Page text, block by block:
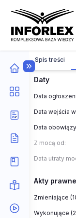
Spis treści
Daty
Data
Data wejścia
Data
Z mocą od:
Data utraty
Akty
Zmieniające
Wykonujące